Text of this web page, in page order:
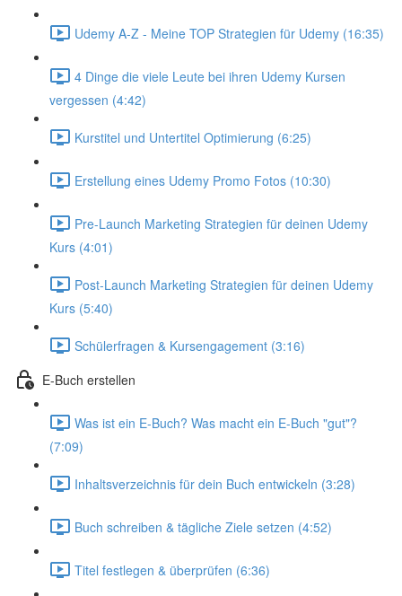
Udemy A-Z - Meine TOP Strategien für Udemy (16:35)
4 Dinge die viele Leute bei ihren Udemy Kursen
vergessen (4:42)
Kurstitel und Untertitel Optimierung (6:25)
Erstellung eines Udemy Promo Fotos (10:30)
Pre-Launch Marketing Strategien für deinen Udemy
Kurs (4:01)
Post-Launch Marketing Strategien für deinen Udemy
Kurs (5:40)
Schülerfragen & Kursengagement (3:16)
E-Buch erstellen
Was ist ein E-Buch? Was macht ein E-Buch "gut"?
(7:09)
Inhaltsverzeichnis für dein Buch entwickeln (3:28)
Buch schreiben & tägliche Ziele setzen (4:52)
Titel festlegen & überprüfen (6:36)